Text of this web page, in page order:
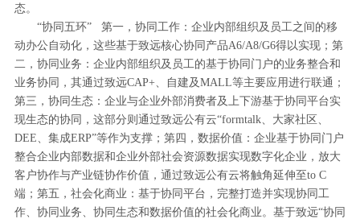
态。
“协同五环” 第一，协同工作：企业内部组织及员工之间的移
动办公自动化，这些基于致远核心协同产品A6/A8/G6得以实现；第
二，协同业务：企业内部组织及员工的基于协同门户的业务整合和
业务协同，其通过致远CAP+、自建及MALL等主要应用进行联通；
第三，协同生态：企业与企业外部消费者及上下游基于协同平台实
现生态的协同，这部分则通过致远公有云“formtalk、大家社区、
DEE、集成ERP”等作为支撑；第四，数据价值：企业基于协同门户
整合企业内部数据和企业外部社会资源数据实现数字化企业，放大
客户协作与产业链协作价值，通过致远公有云将触角延伸至to C
端；第五，社会化商业：基于协同平台，完整打造并实现协同工
作、协同业务、协同生态和数据价值的社会化商业。基于致远“协同